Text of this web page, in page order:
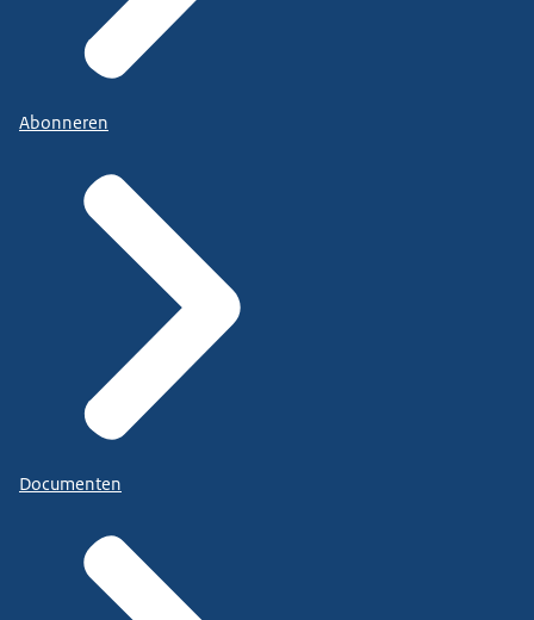
Abonneren
Documenten